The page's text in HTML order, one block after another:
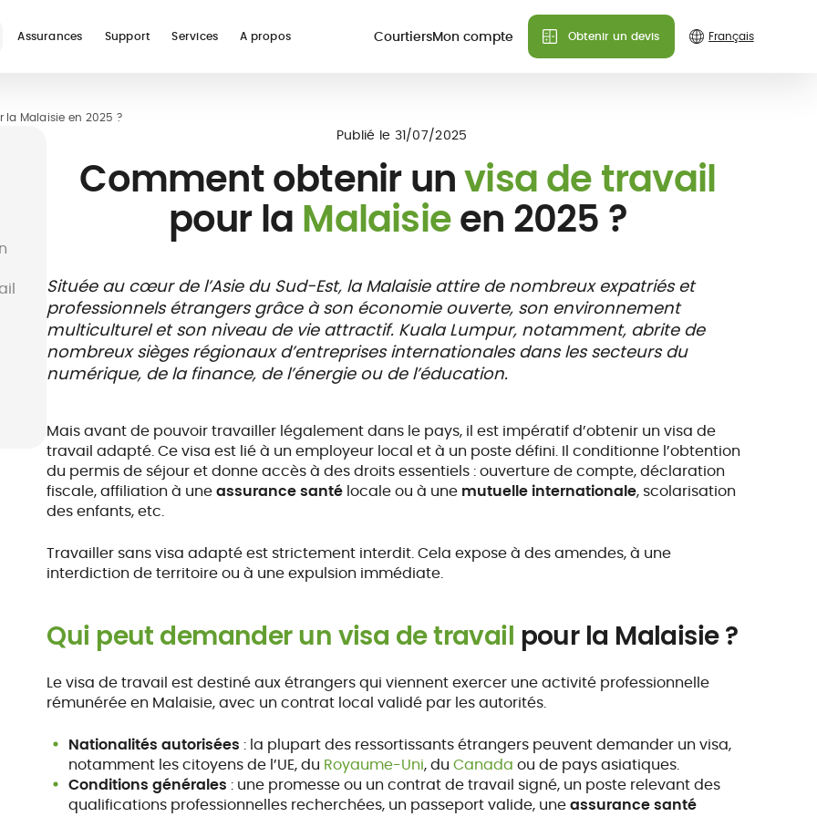
Assurances
digital nomad
études à
l'étranger
voyages &
vacances
toutes vos questions.
Contactez-nous
Support
toutes vos questions.
Contactez-nous
Services
médicale
hospitalière
soins et tiers
payant
digitale
toutes vos questions.
Contactez-nous
A propos CourtiersMon compte Obtenir un devis
Malaisie en 2025 ?
Publié le 31/07/2025
Comment obtenir unvisa de travail
pour la Malaisieen 2025 ?
Située au cœur de l’Asie du Sud-Est, la Malaisie attire de nombreux expatriés et
professionnels étrangers grâce à son économie ouverte, son environnement
multiculturel et son niveau de vie attractif. Kuala Lumpur, notamment, abrite de
nombreux sièges régionaux d’entreprises internationales dans les secteurs du
numérique, de la finance, de l’énergie ou de l’éducation.
Mais avant de pouvoir travailler légalement dans le pays, il est impératif d’obtenir un visa de
travail adapté. Ce visa est lié à un employeur local et à un poste défini. Il conditionne l’obtention
du permis de séjour et donne accès à des droits essentiels : ouverture de compte, déclaration
fiscale, affiliation à uneassurance santé locale ou à une mutuelle internationale, scolarisation
des enfants, etc.
Travailler sans visa adapté est strictement interdit. Cela expose à des amendes, à une
interdiction de territoire ou à une expulsion immédiate.
Qui peut demander un visa de travail pour la Malaisie ?
Le visa de travail est destiné aux étrangers qui viennent exercer une activité professionnelle
rémunérée en Malaisie, avec un contrat local validé par les autorités.
Nationalités autorisées : la plupart des ressortissants étrangers peuvent demander un visa,
notamment les citoyens de l’UE, du Royaume-Uni, duCanada ou de pays asiatiques.
Conditions générales : une promesse ou un contrat de travail signé, un poste relevant des
qualifications professionnelles recherchées, un passeport valide, uneassurance santé